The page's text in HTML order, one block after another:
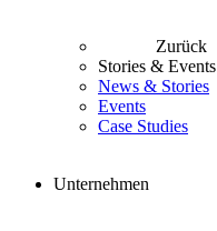
Zurück
Stories & Events
News & Stories
Events
Case Studies
Unternehmen